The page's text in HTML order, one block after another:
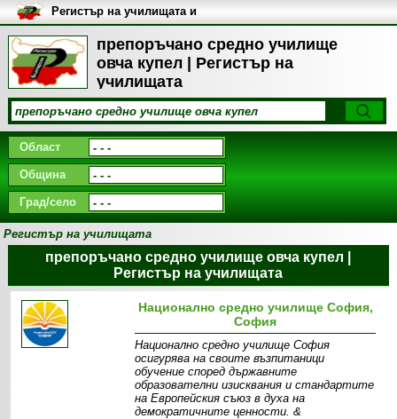
препоръчано средно училище
овча купел | Регистър на
училищата
Регистър на училищата и
университетите в България
Област
Община
Град/село
Регистър на училищата
препоръчано средно училище овча купел |
Регистър на училищата
Национално средно училище София,
София
Национално средно училище София
осигурява на своите възпитаници
обучение според държавните
образователни изисквания и стандартите
на Европейския съюз в духа на
демократичните ценности. &